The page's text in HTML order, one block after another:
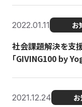
2022.01.11 お
社会課題解決を支
「GIVING100 by
2021.12.24